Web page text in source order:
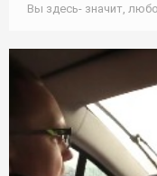
Вы здесь- значит,